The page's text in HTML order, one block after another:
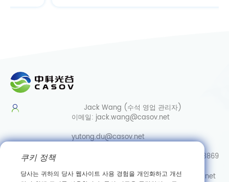
Jack Wang (수석 영업 관리자)
이메일: jack.wang@casov.net
yutong.du@casov.net
0086-13035103869
서비스 및 제안이메일:info@casovbio.net
쿠키 정책
당사는 귀하의 당사 웹사이트 사용 경험을 개인화하고 개선